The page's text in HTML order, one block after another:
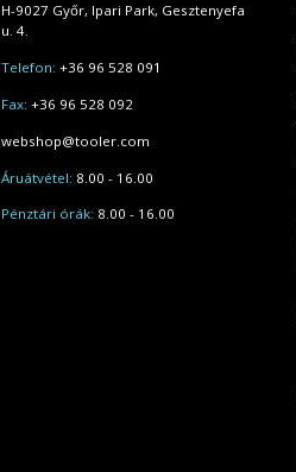
H-9027 Győr, Ipari Park, Gesztenyefa
u. 4.
Telefon: +36 96 528 091
Fax: +36 96 528 092
webshop@tooler.com
Áruátvétel: 8.00 - 16.00
Pénztári órák: 8.00 - 16.00